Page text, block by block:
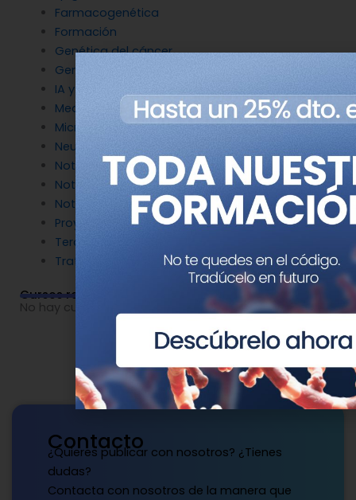
Farmacogenética
Formación
Genética del cáncer
Genética en Cardiología
IA y Genómica
Medicina Reproductiva
Microbiología molecular
Neurociencia
Noticias de Genotipia
Noticias de investigación
Noticias patrocinadas
Proyectos
Terapia Génica
Tratamientos
Cursos relacionados
No hay cursos relacionados o imágenes disponibles.
Contacto
¿Quieres publicar con nosotros? ¿Tienes
dudas?
Contacta con nosotros de la manera que